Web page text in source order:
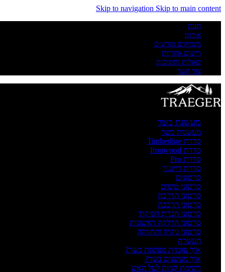
Skip to navigation Skip to main content
חנות
אודות
משווקים מורשים
רישום אחריות
שאלות ותשובות
צור קשר
מעשנת בשר
מעשנות בשר
סדרת Timberline
סדרת Ironwood
סדרת Pro
סדרת ריינג'ר
סרטונים
סרטוני טיפים
סרטוני הדרכה
סרטוני הרכבה
סרטוני הכרת הפיקוד
סרטוני הדלקה ראשונית
סרטוני ניקיון ותחזוקה
העשרה
איך עובדת מעשנת בשר?
איך מעשנים בשר?
רשימת קניות לעל האש